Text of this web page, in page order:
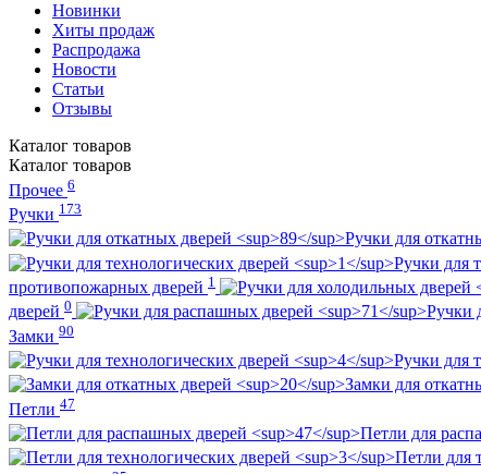
Новинки
Хиты продаж
Распродажа
Новости
Статьи
Отзывы
Каталог товаров
Каталог товаров
Прочее 6
Ручки 173
Ручки для
Ручки для
противопожарных дверей 1
дверей 0 Ручки
Замки 90
Ручки для
Замки для
Петли 47
Петли для
Петли для